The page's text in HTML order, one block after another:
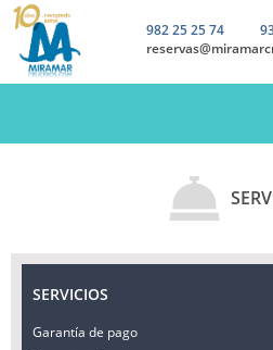
982 25 25 74
SERVICIOS
Garantía de pago